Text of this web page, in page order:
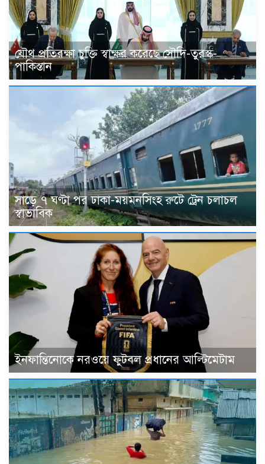
যৌথ প্রতিরক্ষা চুক্তি স্বাক্ষর করেছে সৌদি-তুরস্ক-
পাকিস্তান
সাড়ে ৭ ঘণ্টা পর ঢাকা-ময়মনসিংহ রুটে ট্রেন চলাচল
স্বাভাবিক
ইনফান্তিনোকে নরওয়ে ফুটবল প্রধানের আল্টিমেটাম